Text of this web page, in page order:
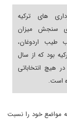
های ترکیه
سنجش میزان
طیب اردوغان،
بود که از سال
در هیچ انتخاباتی
است.
که مواضع خود را نسبت